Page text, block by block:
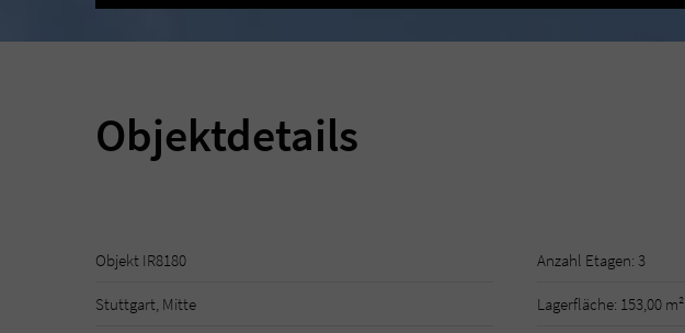
Objektdetails
Objekt IR8180
Stuttgart, Mitte
Anzahl Etagen: 3
Lagerfläche: 153,00 m²